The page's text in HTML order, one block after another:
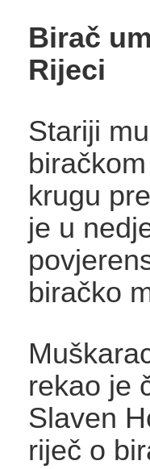
Birač
Rijeci
Stariji
krugu
je u
biračko
rekao je
Slaven
riječ o